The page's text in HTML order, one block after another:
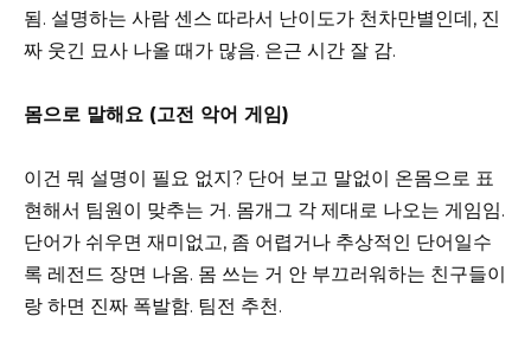
됨. 설명하는 사람 센스 따라서 난이도가 천차만별인데, 진
짜 웃긴 묘사 나올 때가 많음. 은근 시간 잘 감.
몸으로 말해요 (고전 악어 게임)
이건 뭐 설명이 필요 없지? 단어 보고 말없이 온몸으로 표
현해서 팀원이 맞추는 거. 몸개그 각 제대로 나오는 게임임.
단어가 쉬우면 재미없고, 좀 어렵거나 추상적인 단어일수
록 레전드 장면 나옴. 몸 쓰는 거 안 부끄러워하는 친구들이
랑 하면 진짜 폭발함. 팀전 추천.